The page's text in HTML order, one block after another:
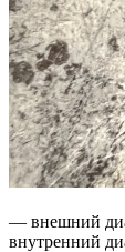
— внешний
внутренний